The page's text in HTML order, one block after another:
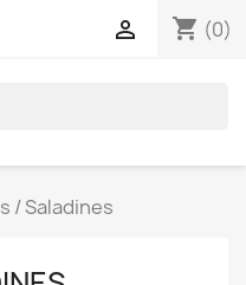
shopping_cart (0)

/ Saladines